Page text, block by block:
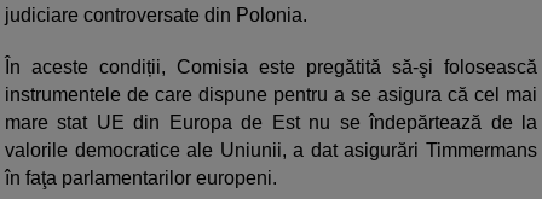
judiciare controversate din Polonia.
În aceste condiții, Comisia este pregătită să-şi folosească
instrumentele de care dispune pentru a se asigura că cel mai
mare stat UE din Europa de Est nu se îndepărtează de la
valorile democratice ale Uniunii, a dat asigurări Timmermans
în faţa parlamentarilor europeni.